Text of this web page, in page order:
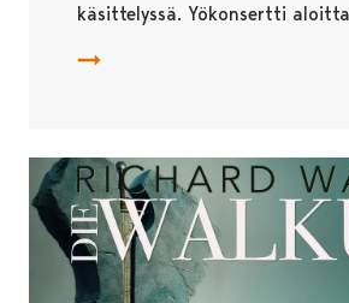
käsittelyssä. Yökonsertti